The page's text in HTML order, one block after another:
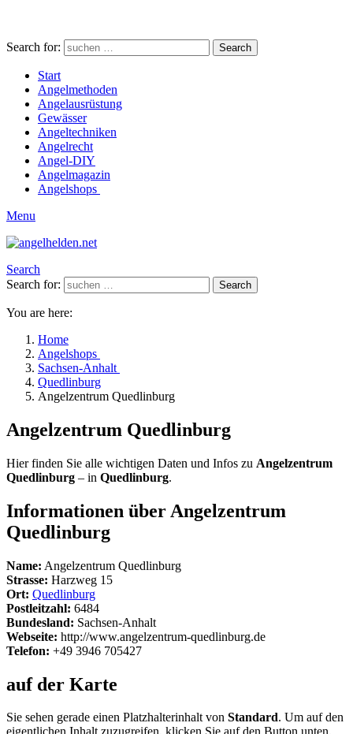
Search for: Search
Start
Angelmethoden
Angelausrüstung
Gewässer
Angeltechniken
Angelrecht
Angel-DIY
Angelmagazin
Angelshops
Menu
Search
Search for:
Search
You are here:
Home
Angelshops
Sachsen-Anhalt
Quedlinburg
Angelzentrum Quedlinburg
Angelzentrum Quedlinburg
Hier finden Sie alle wichtigen Daten und Infos zu Angelzentrum
Quedlinburg – in Quedlinburg.
Informationen über Angelzentrum
Quedlinburg
Name: Angelzentrum Quedlinburg
Strasse: Harzweg 15
Ort: Quedlinburg
Postleitzahl: 6484
Bundesland: Sachsen-Anhalt
Webseite: http://www.angelzentrum-quedlinburg.de
Telefon: +49 3946 705427
auf der Karte
Sie sehen gerade einen Platzhalterinhalt von Standard. Um auf den